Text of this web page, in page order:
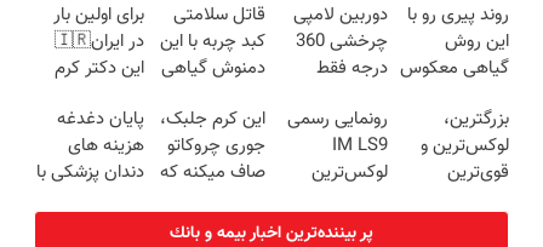
ایران شد
20سال جوون
شدی🔥
روند پیری رو با
این روش
گیاهی معکوس
دوربین لامپی
چرخشی 360
درجه فقط
🔥 پرداخت
درب منزل
قاتل سلامتی
کبد چربه با این
دمنوش گیاهی
برای اولین بار
در ایران🇮🇷
این دکتر کرم
روزه ساخت!
بزرگترین،
لوکس‌ترین و
قوی‌ترین
رونمایی رسمی
IM LS9
لوکس‌ترین
این کرم جلبک،
جوری چروکاتو
صاف میکنه که
کردی!(تخفیف
پایان دغدغه
هزینه های
دندان پزشکی با
پر بیننده‌ترین اخبار بيمه و بانك